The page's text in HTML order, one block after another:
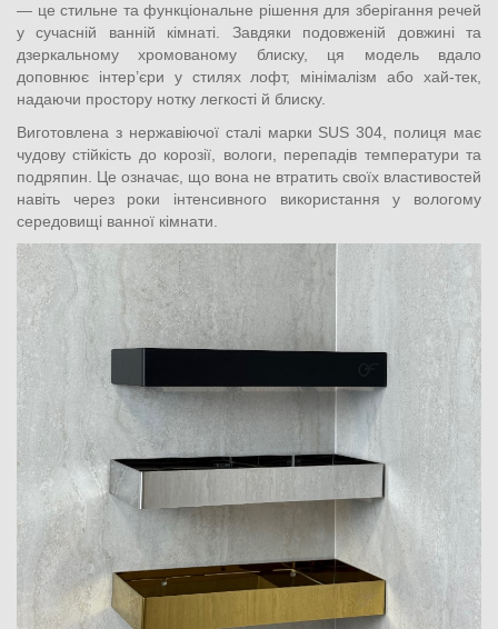
— це стильне та функціональне рішення для зберігання речей
у сучасній ванній кімнаті. Завдяки подовженій довжині та
дзеркальному хромованому блиску, ця модель вдало
доповнює інтер’єри у стилях лофт, мінімалізм або хай-тек,
надаючи простору нотку легкості й блиску.
Виготовлена з нержавіючої сталі марки SUS 304, полиця має
чудову стійкість до корозії, вологи, перепадів температури та
подряпин. Це означає, що вона не втратить своїх властивостей
навіть через роки інтенсивного використання у вологому
середовищі ванної кімнати.